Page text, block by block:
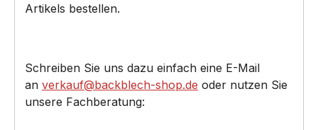
Artikels bestellen.
Schreiben Sie uns dazu einfach eine E-Mail
an verkauf@backblech-shop.de oder nutzen Sie
unsere Fachberatung: